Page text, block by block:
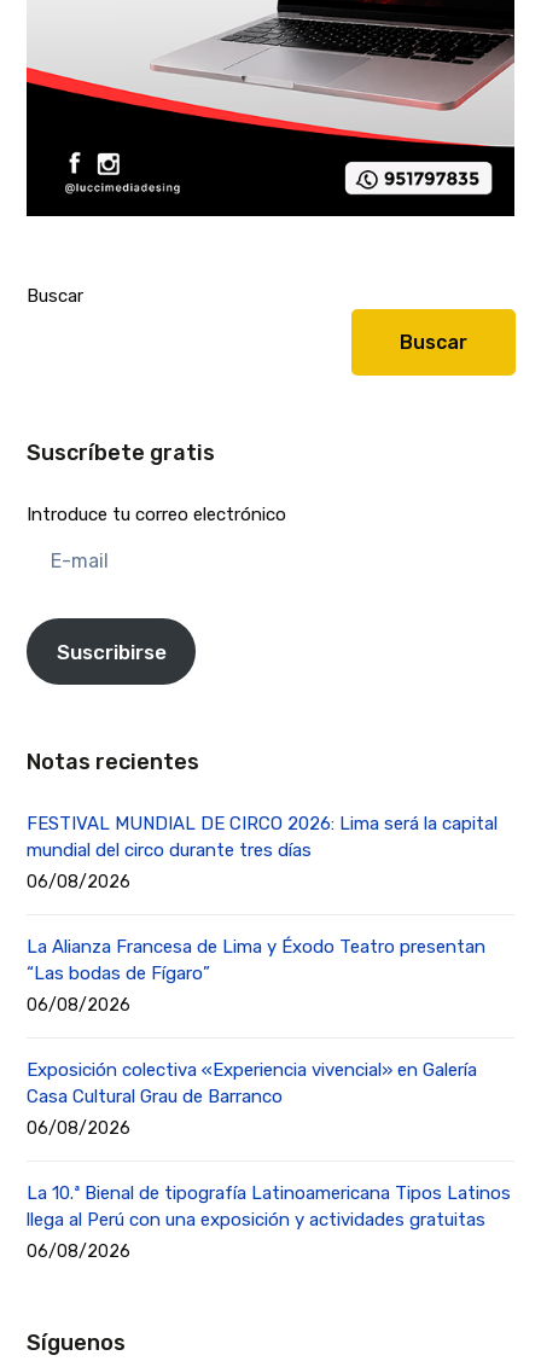
Buscar
Buscar
Suscríbete gratis
Introduce tu correo electrónico
mail
Suscribirse
Notas recientes
FESTIVAL MUNDIAL DE CIRCO 2026: Lima será la capital
mundial del circo durante tres días
06/08/2026
La Alianza Francesa de Lima y Éxodo Teatro presentan
“Las bodas de Fígaro”
06/08/2026
Exposición colectiva «Experiencia vivencial» en Galería
Casa Cultural Grau de Barranco
06/08/2026
La 10.ª Bienal de tipografía Latinoamericana Tipos Latinos
llega al Perú con una exposición y actividades gratuitas
06/08/2026
Síguenos